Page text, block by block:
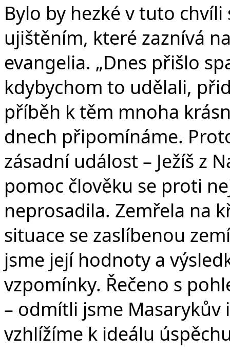
Bylo by hezké v tuto
ujištěním, které zaznívá
evangelia. „Dnes přišlo
kdybychom to udělali,
příběh k těm mnoha
dnech připomínáme.
zásadní událost – Ježíš z
pomoc člověku se proti
neprosadila. Zemřela na
situace se zaslíbenou
jsme její hodnoty a
vzpomínky. Řečeno s
– odmítli jsme
vzhlížíme k ideálu